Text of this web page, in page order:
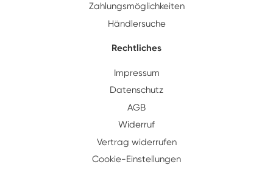
Zahlungsmöglichkeiten
Händlersuche
Rechtliches
Impressum
Datenschutz
AGB
Widerruf
Vertrag widerrufen
Cookie-Einstellungen